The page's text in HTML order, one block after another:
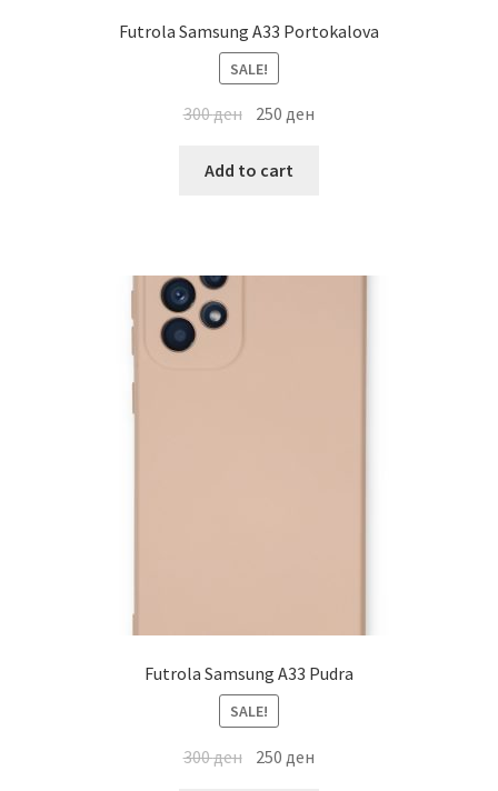
Futrola Samsung A33 Portokalova
SALE!
300ден 250ден
Add to cart
Futrola Samsung A33 Pudra
SALE!
300ден 250 ден